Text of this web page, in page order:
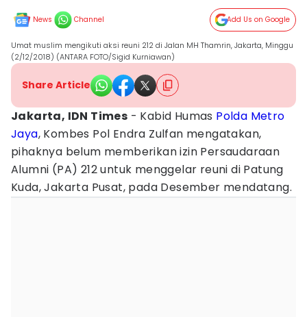
News Channel Add Us on Google
Umat muslim mengikuti aksi reuni 212 di Jalan MH Thamrin, Jakarta, Minggu
(2/12/2018) (ANTARA FOTO/Sigid Kurniawan)
Share Article
Jakarta, IDN Times - Kabid Humas Polda Metro
Jaya, Kombes Pol Endra Zulfan mengatakan,
pihaknya belum memberikan izin Persaudaraan
Alumni (PA) 212 untuk menggelar reuni di Patung
Kuda, Jakarta Pusat, pada Desember mendatang.